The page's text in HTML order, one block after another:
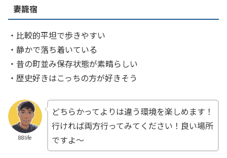
妻籠宿
・比較的平坦で歩きやすい
・静かで落ち着いている
・昔の町並み保存状態が素晴らしい
・歴史好きはこっちの方が好きそう
88life
どちらかってよりは違う環境を楽しめます！
行ければ両方行ってみてください！良い場所
ですよ〜